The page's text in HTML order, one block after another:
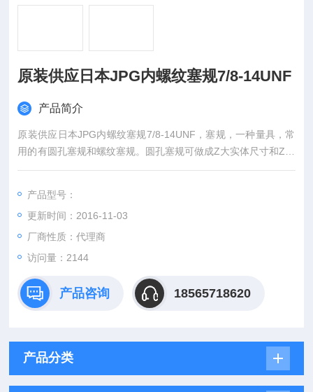
原装供应日本JPG内螺纹塞规7/8-14UNF
产品简介
原装供应日本JPG内螺纹塞规7/8-14UNF，塞规，一种量具，常
用的有圆孔塞规和螺纹塞规。圆孔塞规可做成Z大实体尺寸和Z小
实体尺寸两种。螺纹塞规是测量内螺纹尺寸的正确性的工具。此
产品型号：
更新时间：2016-11-03
厂商性质：代理商
访问量：2144
产品咨询 18565718620
产品分类